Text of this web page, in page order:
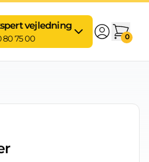
vejledning
80 75 00 0